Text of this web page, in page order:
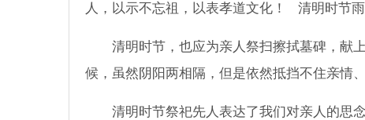
人，以示不忘祖，以表孝道文化！ 清明时节雨
清明时节，也应为亲人祭扫擦拭墓碑，献
候，虽然阴阳两相隔，但是依然抵挡不住亲情
清明时节祭祀先人表达了我们对亲人的思